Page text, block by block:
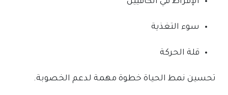
سوء التغذية
قلة الحركة
تحسين نمط الحياة خطوة مهمة لدعم الخصوبة.